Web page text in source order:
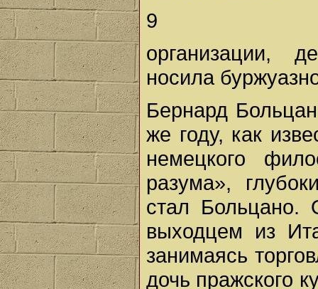
9
организации,
носила
Бернард
же году, как
немецкого
разума»,
стал Больцано.
выходцем из
занимаясь
дочь пражского